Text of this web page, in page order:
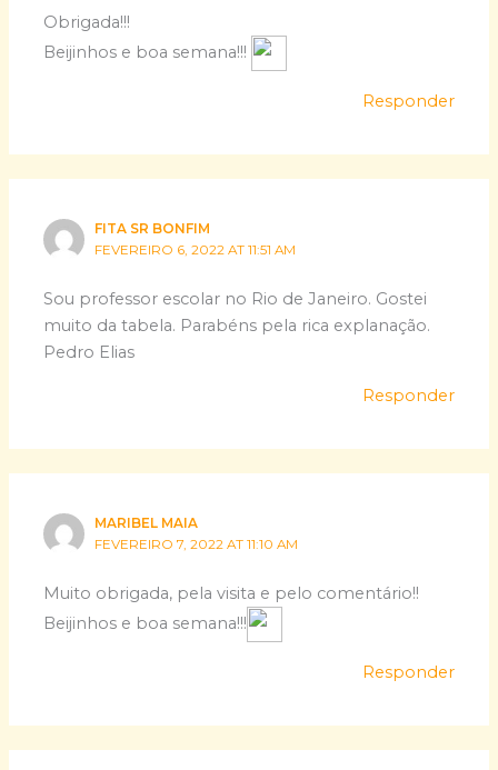
Obrigada!!!
Beijinhos e boa semana!!!
Responder
FITA SR BONFIM
FEVEREIRO 6, 2022 AT 11:51 AM
Sou professor escolar no Rio de Janeiro. Gostei
muito da tabela. Parabéns pela rica explanação.
Pedro Elias
Responder
MARIBEL MAIA
FEVEREIRO 7, 2022 AT 11:10 AM
Muito obrigada, pela visita e pelo comentário!!
Beijinhos e boa semana!!!
Responder